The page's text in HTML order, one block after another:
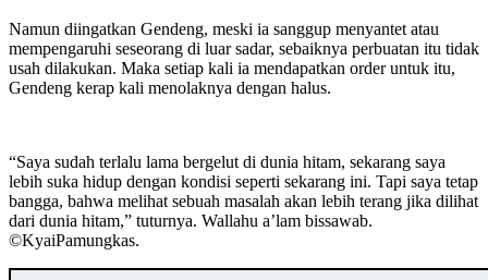
Namun diingatkan Gendeng, meski ia sanggup menyantet atau
mempengaruhi seseorang di luar sadar, sebaiknya perbuatan itu tidak
usah dilakukan. Maka setiap kali ia mendapatkan order untuk itu,
Gendeng kerap kali menolaknya dengan halus.
“Saya sudah terlalu lama bergelut di dunia hitam, sekarang saya
lebih suka hidup dengan kondisi seperti sekarang ini. Tapi saya tetap
bangga, bahwa melihat sebuah masalah akan lebih terang jika dilihat
dari dunia hitam,” tuturnya. Wallahu a’lam bissawab.
©️KyaiPamungkas.